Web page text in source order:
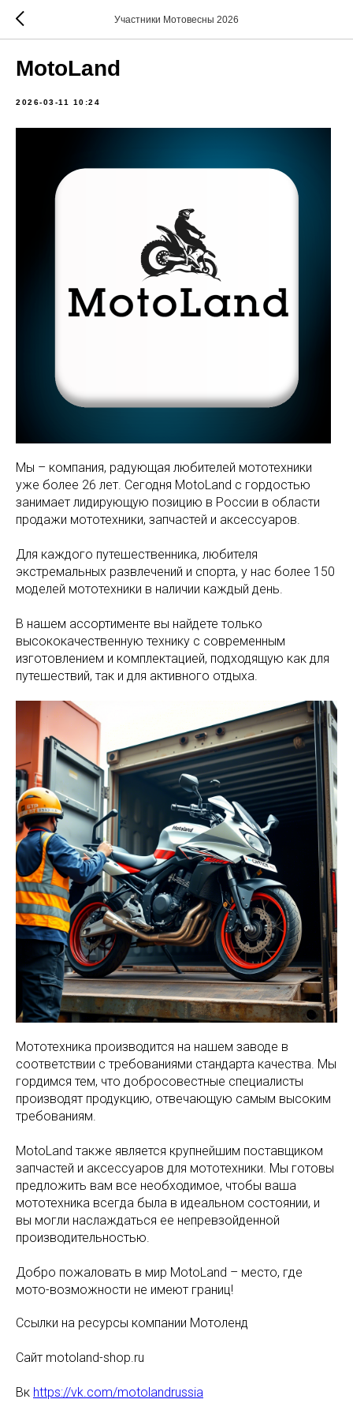
Участники Мотовесны 2026
MotoLand
2026-03-11 10:24
Мы – компания, радующая любителей мототехники
уже более 26 лет. Сегодня MotoLand с гордостью
занимает лидирующую позицию в России в области
продажи мототехники, запчастей и аксессуаров.
Для каждого путешественника, любителя
экстремальных развлечений и спорта, у нас более 150
моделей мототехники в наличии каждый день.
В нашем ассортименте вы найдете только
высококачественную технику с современным
изготовлением и комплектацией, подходящую как для
путешествий, так и для активного отдыха.
Мототехника производится на нашем заводе в
соответствии с требованиями стандарта качества. Мы
гордимся тем, что добросовестные специалисты
производят продукцию, отвечающую самым высоким
требованиям.
MotoLand также является крупнейшим поставщиком
запчастей и аксессуаров для мототехники. Мы готовы
предложить вам все необходимое, чтобы ваша
мототехника всегда была в идеальном состоянии, и
вы могли наслаждаться ее непревзойденной
производительностью.
Добро пожаловать в мир MotoLand – место, где
мото-возможности не имеют границ!
Ссылки на ресурсы компании Мотоленд
Сайт motoland-shop.ru
Вк https://vk.com/motolandrussia